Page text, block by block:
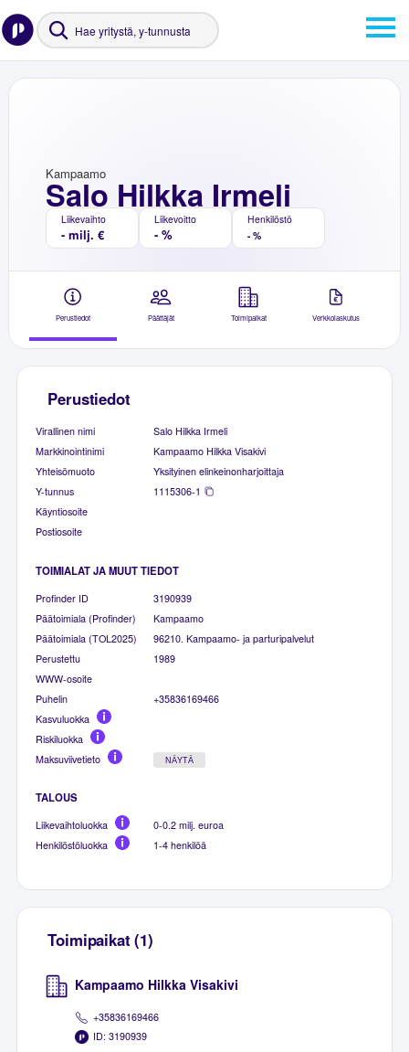
Salo Hilkka Irmeli
Kampaamo
Liikevaihto
- milj. €
Liikevoitto
- %
Henkilöstö
- %
Perustiedot Päättäjät Toimipaikat Verkkolaskutus
Perustiedot
Virallinen nimi
Salo Hilkka Irmeli
Markkinointinimi
Kampaamo Hilkka Visakivi
Yhteisömuoto
Yksityinen elinkeinonharjoittaja
Y-tunnus
1115306-1
Käyntiosoite
Postiosoite
TOIMIALAT JA MUUT TIEDOT
Profinder ID
3190939
Päätoimiala (Profinder)
Kampaamo
Päätoimiala (TOL2025)
96210. Kampaamo- ja parturipalvelut
Perustettu
1989
WWW-osoite
Puhelin
+35836169466
Kasvuluokka
Riskiluokka
Maksuviivetieto
NÄYTÄ
TALOUS
Liikevaihtoluokka
0-0.2 milj. euroa
Henkilöstöluokka
1-4 henkilöä
Toimipaikat (1)
Kampaamo Hilkka Visakivi
+35836169466
ID: 3190939